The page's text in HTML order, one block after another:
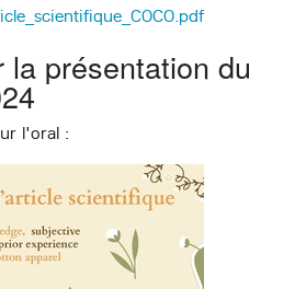
la présentation du
l'oral :